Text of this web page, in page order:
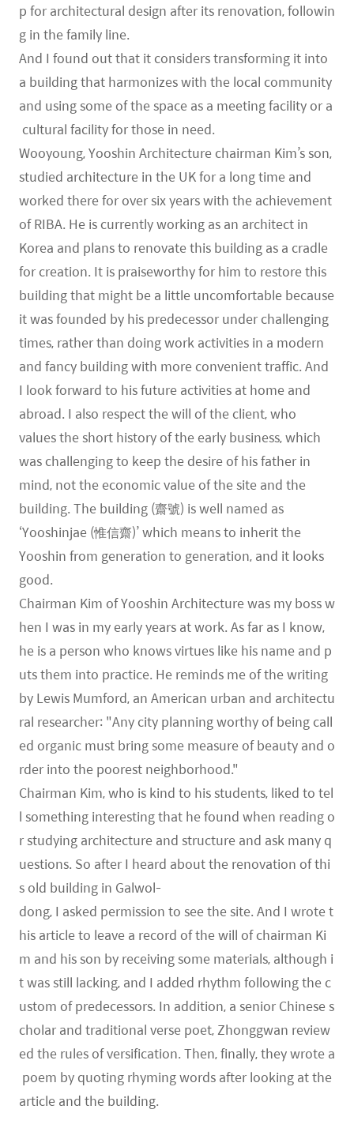
p for architectural design after its renovation, followin
g in the family line.
And I found out that it considers transforming it into
a building that harmonizes with the local community
and using some of the space as a meeting facility or a
cultural facility for those in need.
Wooyoung, Yooshin Architecture chairman Kim’s son,
studied architecture in the UK for a long time and
worked there for over six years with the achievement
of RIBA. He is currently working as an architect in
Korea and plans to renovate this building as a cradle
for creation. It is praiseworthy for him to restore this
building that might be a little uncomfortable because
it was founded by his predecessor under challenging
times, rather than doing work activities in a modern
and fancy building with more convenient traffic. And
I look forward to his future activities at home and
abroad. I also respect the will of the client, who
values ​the short history of the early business, which
was challenging to keep the desire of his father in
mind, not the economic value of the site and the
building. The building (齋號) is well named as
‘Yooshinjae (惟信齋)’ which means to inherit the
Yooshin from generation to generation, and it looks
good.
Chairman Kim of Yooshin Architecture was my boss w
hen I was in my early years at work. As far as I know,
he is a person who knows virtues like his name and p
uts them into practice. He reminds me of the writing
by Lewis Mumford, an American urban and architectu
ral researcher: "Any city planning worthy of being call
ed organic must bring some measure of beauty and o
rder into the poorest neighborhood."
Chairman Kim, who is kind to his students, liked to tel
l something interesting that he found when reading o
r studying architecture and structure and ask many q
uestions. So after I heard about the renovation of thi
s old building in Galwol-
dong, I asked permission to see the site. And I wrote t
his article to leave a record of the will of chairman Ki
m and his son by receiving some materials, although i
t was still lacking, and I added rhythm following the c
ustom of predecessors. In addition, a senior Chinese s
cholar and traditional verse poet, Zhonggwan review
ed the rules of versification. Then, finally, they wrote a
poem by quoting rhyming words after looking at the
article and the building.